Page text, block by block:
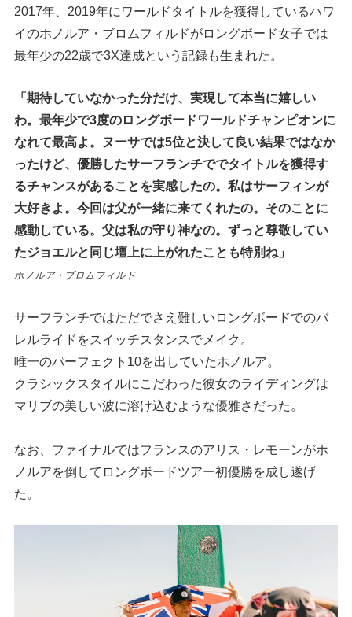
2017年、2019年にワールドタイトルを獲得しているハワ
イのホノルア・ブロムフィルドがロングボード女子では
最年少の22歳で3X達成という記録も生まれた。
「期待していなかった分だけ、実現して本当に嬉しい
わ。最年少で3度のロングボードワールドチャンピオンに
なれて最高よ。ヌーサでは5位と決して良い結果ではなか
ったけど、優勝したサーフランチででタイトルを獲得す
るチャンスがあることを実感したの。私はサーフィンが
大好きよ。今回は父が一緒に来てくれたの。そのことに
感動している。父は私の守り神なの。ずっと尊敬してい
たジョエルと同じ壇上に上がれたことも特別ね」
ホノルア・ブロムフィルド
サーフランチではただでさえ難しいロングボードでのバ
レルライドをスイッチスタンスでメイク。
唯一のパーフェクト10を出していたホノルア。
クラシックスタイルにこだわった彼女のライディングは
マリブの美しい波に溶け込むような優雅さだった。
なお、ファイナルではフランスのアリス・レモーンがホ
ノルアを倒してロングボードツアー初優勝を成し遂げ
た。